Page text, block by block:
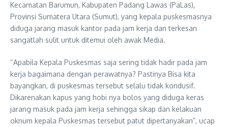
Kecamatan Barumun, Kabupaten Padang Lawas (PaLas),
Provinsi Sumatera Utara (Sumut), yang kepala puskesmasnya
diduga jarang masuk kantor pada jam kerja dan terkesan
sangatlah sulit untuk ditemui oleh awak Media.
“Apabila Kepala Puskesmas saja sering tidak hadir pada jam
kerja bagaimana dengan perawatnya? Pastinya Bisa kita
bayangkan, di puskesmas tersebut selalu tidak kondusif.
Dikarenakan kapus yang hobi nya bolos yang diduga keras
jarang masuk pada jam kerja sehingga sikap dan kelakuan
oknum kepala Puskesmas tersebut patut dipertanyakan”, ucap